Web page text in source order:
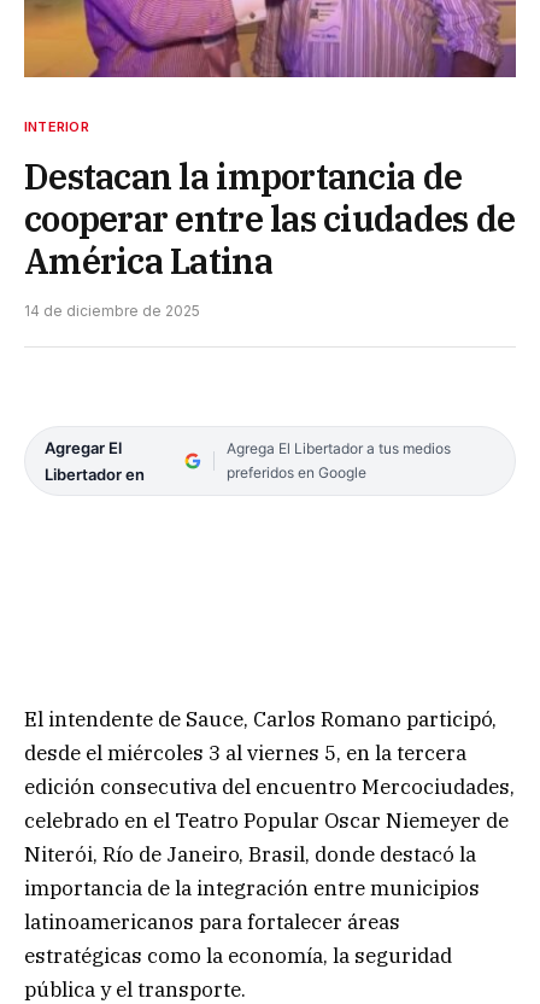
INTERIOR
Destacan la importancia de
cooperar entre las ciudades de
América Latina
14 de diciembre de 2025
Agregar El
Libertador en
Agrega El Libertador a tus medios
preferidos en Google
El intendente de Sauce, Carlos Romano participó,
desde el miércoles 3 al viernes 5, en la tercera
edición consecutiva del encuentro Mercociudades,
celebrado en el Teatro Popular Oscar Niemeyer de
Niterói, Río de Janeiro, Brasil, donde destacó la
importancia de la integración entre municipios
latinoamericanos para fortalecer áreas
estratégicas como la economía, la seguridad
pública y el transporte.